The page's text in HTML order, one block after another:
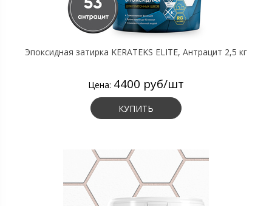
Эпоксидная затирка KERATEKS ELITE, Антрацит 2,5 кг
Цена: 4400 руб/шт
КУПИТЬ